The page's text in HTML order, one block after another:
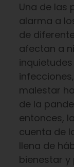
Una de las
alarma a
de
afectan a
malestar
de la
entonces,
cuenta de
llena de
bienestar y